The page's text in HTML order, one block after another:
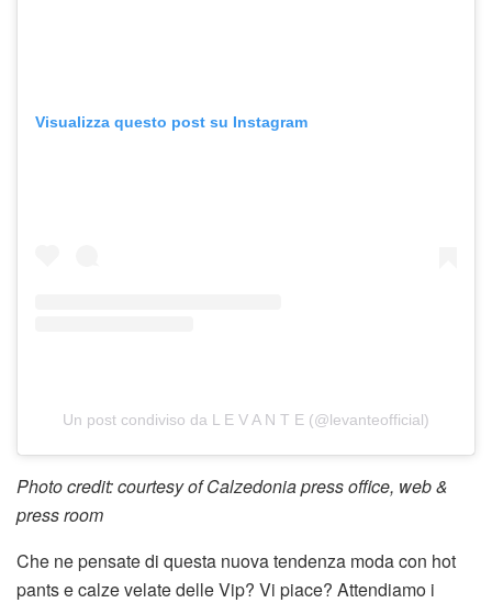
Visualizza questo post su Instagram
Un post condiviso da L E V A N T E (@levanteofficial)
Photo credit: courtesy of Calzedonia press office, web &
press room
Che ne pensate di questa nuova tendenza moda con hot
pants e calze velate delle Vip? Vi piace? Attendiamo i